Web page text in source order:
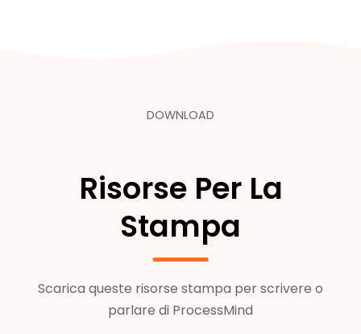
DOWNLOAD
Risorse Per La
Stampa
Scarica queste risorse stampa per scrivere o
parlare di ProcessMind